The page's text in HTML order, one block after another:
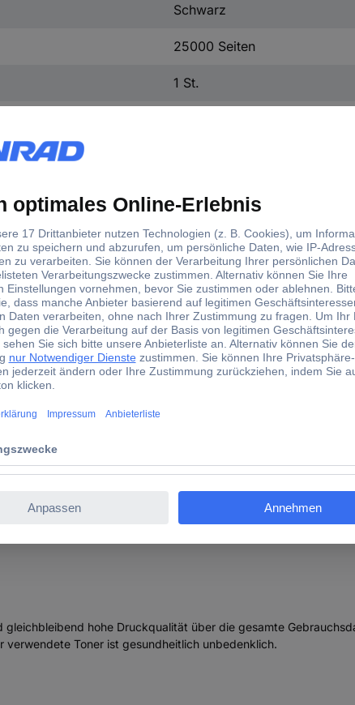
Schwarz
25000 Seiten
1 St.
Tonerkassette
ersetzt HP 37XBK Kompatibel Schwarz H-T275
Kompatibel Schwarz H-T275 2545,0000
hohe Druckqualität über die gesamte
Toner ist gesundheitlich unbedenklich.